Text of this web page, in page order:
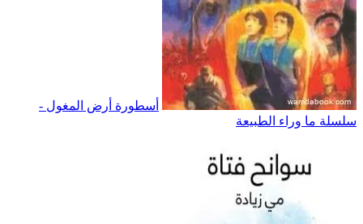
أسطورة أرض المغول -
سلسلة ما وراء الطبيعة